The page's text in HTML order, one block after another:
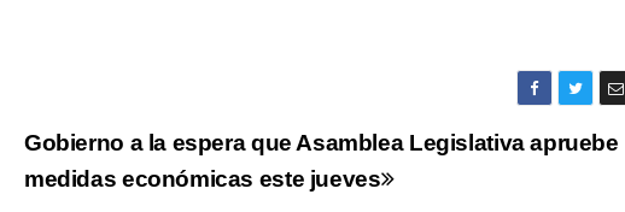
Gobierno a la espera que Asamblea Legislativa apruebe
medidas económicas este jueves